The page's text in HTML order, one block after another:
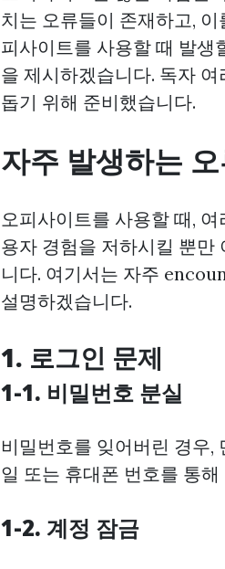
치는 오류들이 존재하고,
피사이트를 사용할 때 발생
을 제시하겠습니다. 독자
돕기 위해 준비했습니다.
자주 발생하는
오피사이트를 사용할 때,
용자 경험을 저하시킬 뿐만
니다. 여기서는 자주
설명하겠습니다.
1. 로그인 문제
1-1. 비밀번호 분실
비밀번호를 잊어버린 경우,
일 또는 휴대폰 번호를 통
1-2. 계정 잠금